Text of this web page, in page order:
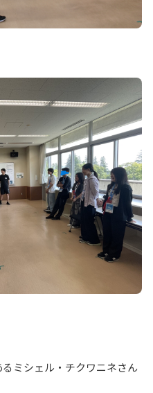
ミシェル・チクワニネさん